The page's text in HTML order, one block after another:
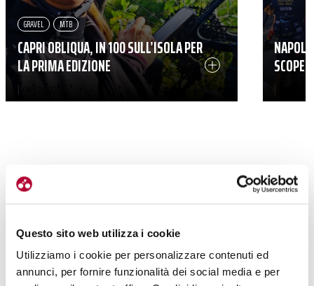
Questo sito web utilizza i cookie
Utilizziamo i cookie per personalizzare contenuti ed
annunci, per fornire funzionalità dei social media e per
CAPRI OBLIQUA, IN 100 SULL’ISOLA PER
LA PRIMA EDIZIONE
GRAVEL MTB
NAPOLI